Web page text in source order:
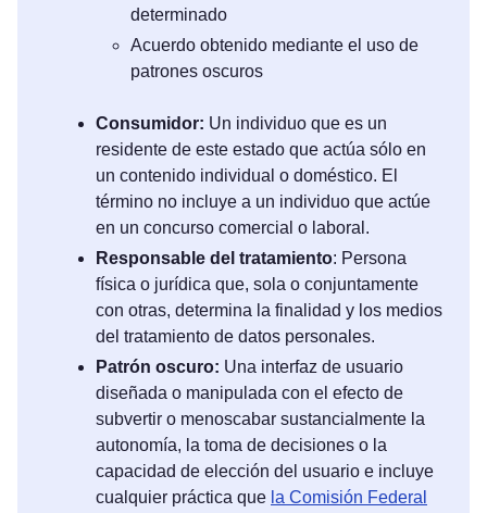
determinado
Acuerdo obtenido mediante el uso de
patrones oscuros
Consumidor: Un individuo que es un
residente de este estado que actúa sólo en
un contenido individual o doméstico. El
término no incluye a un individuo que actúe
en un concurso comercial o laboral.
Responsable del tratamiento: Persona
física o jurídica que, sola o conjuntamente
con otras, determina la finalidad y los medios
del tratamiento de datos personales.
Patrón oscuro: Una interfaz de usuario
diseñada o manipulada con el efecto de
subvertir o menoscabar sustancialmente la
autonomía, la toma de decisiones o la
capacidad de elección del usuario e incluye
cualquier práctica que la Comisión Federal